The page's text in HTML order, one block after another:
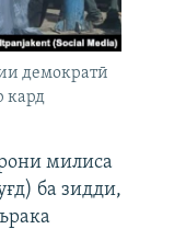
демократӣ
кард
милиса
ба зидди,